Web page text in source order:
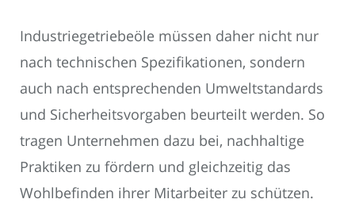
Industriegetriebeöle müssen daher nicht nur
nach technischen Spezifikationen, sondern
auch nach entsprechenden Umweltstandards
und Sicherheitsvorgaben beurteilt werden. So
tragen Unternehmen dazu bei, nachhaltige
Praktiken zu fördern und gleichzeitig das
Wohlbefinden ihrer Mitarbeiter zu schützen.